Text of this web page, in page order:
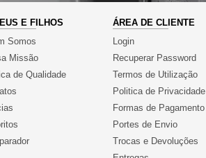
E FILHOS
Somos
Missão
de Qualidade
ÁREA DE CLIENTE
Login
Recuperar Password
Termos de Utilização
Politica de Privacidade
Formas de Pagamento
Portes de Envio
Trocas e Devoluções